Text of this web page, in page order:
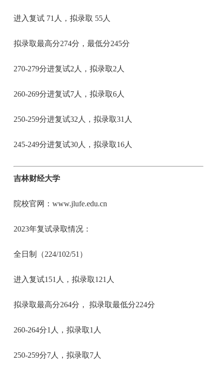
进入复试 71人，拟录取 55人
拟录取最高分274分，最低分245分
270-279分进复试2人，拟录取2人
260-269分进复试7人，拟录取6人
250-259分进复试32人，拟录取31人
245-249分进复试30人，拟录取16人
吉林财经大学
院校官网：www.jlufe.edu.cn
2023年复试录取情况：
全日制（224/102/51）
进入复试151人，拟录取121人
拟录取最高分264分， 拟录取最低分224分
260-264分1人，拟录取1人
250-259分7人，拟录取7人